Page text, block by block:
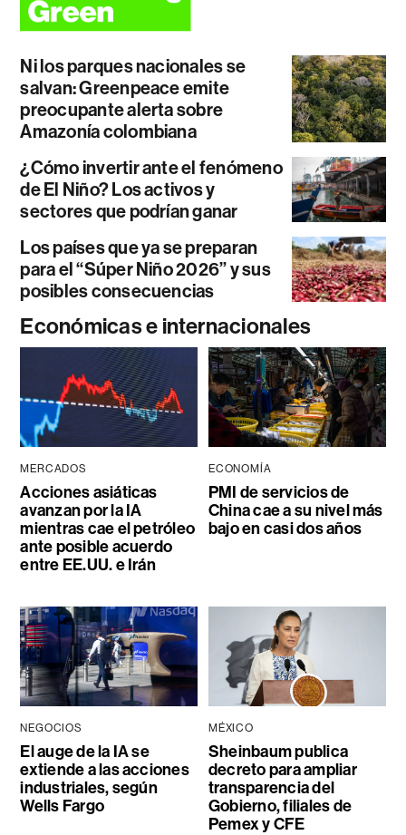
Ni los parques nacionales se
salvan: Greenpeace emite
preocupante alerta sobre
Amazonía colombiana
¿Cómo invertir ante el fenómeno
de El Niño? Los activos y
sectores que podrían ganar
Los países que ya se preparan
para el “Súper Niño 2026” y sus
posibles consecuencias
Económicas e internacionales
MERCADOS
Acciones asiáticas
avanzan por la IA
mientras cae el petróleo
ante posible acuerdo
entre EE.UU. e Irán
ECONOMÍA
PMI de servicios de
China cae a su nivel más
bajo en casi dos años
NEGOCIOS
El auge de la IA se
extiende a las acciones
industriales, según
Wells Fargo
MÉXICO
Sheinbaum publica
decreto para ampliar
transparencia del
Gobierno, filiales de
Pemex y CFE